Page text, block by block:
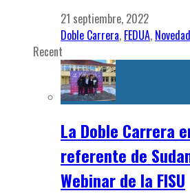
21 septiembre, 2022
Doble Carrera, FEDUA,
Recent
La Doble Carrera
referente de
Webinar de la FISU